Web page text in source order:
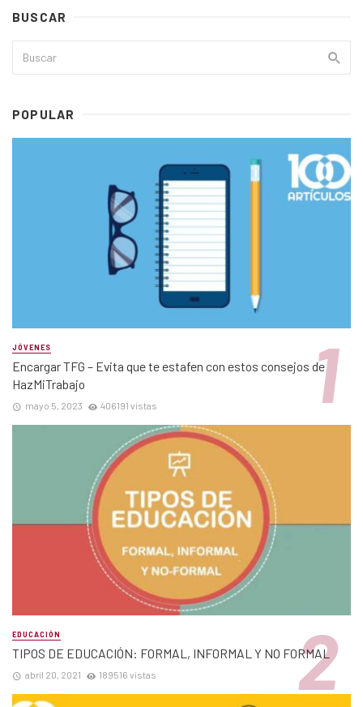
BUSCAR
POPULAR
JÓVENES
Encargar TFG – Evita que te estafen con estos consejos de
HazMiTrabajo
mayo 5, 2023 406191 vistas
EDUCACIÓN
TIPOS DE EDUCACIÓN: FORMAL, INFORMAL Y NO FORMAL
abril 20, 2021 189516 vistas